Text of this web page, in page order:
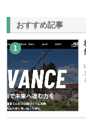
おすすめ記事
1